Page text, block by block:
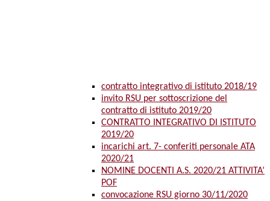
contratto integrativo di istituto 2018/19
invito RSU per sottoscrizione del
contratto di istituto 2019/20
CONTRATTO INTEGRATIVO DI ISTITUTO
2019/20
incarichi art. 7- conferiti personale ATA
2020/21
NOMINE DOCENTI A.S. 2020/21 ATTIVITA’
POF
convocazione RSU giorno 30/11/2020